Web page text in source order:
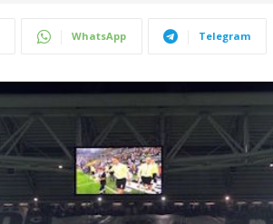
WhatsApp Telegram